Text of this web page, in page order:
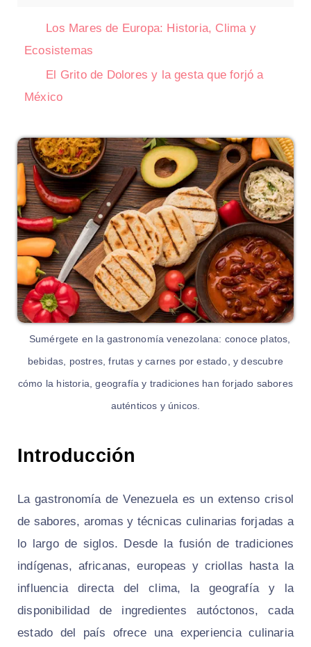
Los Mares de Europa: Historia, Clima y
Ecosistemas
El Grito de Dolores y la gesta que forjó a
México
Sumérgete en la gastronomía venezolana: conoce platos,
bebidas, postres, frutas y carnes por estado, y descubre
cómo la historia, geografía y tradiciones han forjado sabores
auténticos y únicos.
Introducción
La gastronomía de Venezuela es un extenso crisol
de sabores, aromas y técnicas culinarias forjadas a
lo largo de siglos. Desde la fusión de tradiciones
indígenas, africanas, europeas y criollas hasta la
influencia directa del clima, la geografía y la
disponibilidad de ingredientes autóctonos, cada
estado del país ofrece una experiencia culinaria